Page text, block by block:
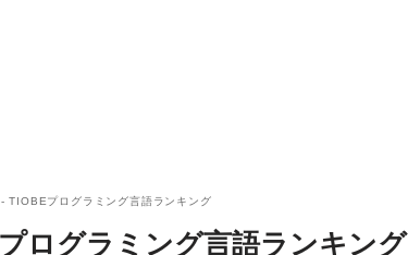
TIOBEプログラミング言語ランキング
ログラミング言語ランキング